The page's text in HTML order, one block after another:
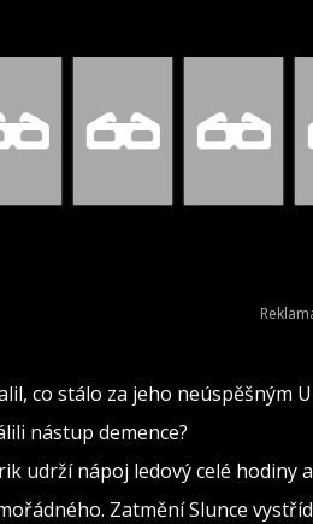
co stálo za jeho neúspěšným
nástup demence?
udrží nápoj ledový celé hodiny
Zatmění Slunce